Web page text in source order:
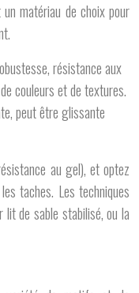
matériau de choix pour
résistance aux
couleurs et de textures.
peut être glissante
au gel), et optez
taches. Les techniques
lit de sable stabilisé, ou la